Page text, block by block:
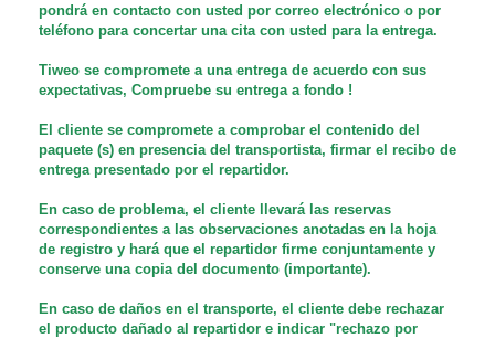
pondrá en contacto con usted por correo electrónico o por
teléfono para concertar una cita con usted para la entrega.
Tiweo se compromete a una entrega de acuerdo con sus
expectativas, Compruebe su entrega a fondo !
El cliente se compromete a comprobar el contenido del
paquete (s) en presencia del transportista, firmar el recibo de
entrega presentado por el repartidor.
En caso de problema, el cliente llevará las reservas
correspondientes a las observaciones anotadas en la hoja
de registro y hará que el repartidor firme conjuntamente y
conserve una copia del documento (importante).
En caso de daños en el transporte, el cliente debe rechazar
el producto dañado al repartidor e indicar "rechazo por